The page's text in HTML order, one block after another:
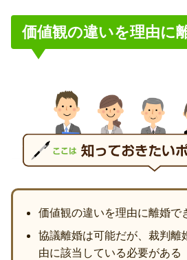
価値観の違いを理由に
価値観の違いを理由に離婚で
協議離婚は可能だが、裁判離
由に該当している必要がある